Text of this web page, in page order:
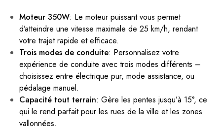
Moteur 350W: Le moteur puissant vous permet
d’atteindre une vitesse maximale de 25 km/h, rendant
votre trajet rapide et efficace.
Trois modes de conduite: Personnalisez votre
expérience de conduite avec trois modes différents –
choisissez entre électrique pur, mode assistance, ou
pédalage manuel.
Capacité tout terrain: Gère les pentes jusqu’à 15°, ce
qui le rend parfait pour les rues de la ville et les zones
vallonnées.